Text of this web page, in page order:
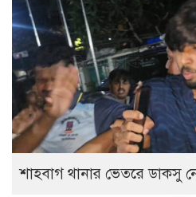
শাহবাগ থানার ভেতরে ডাকসু